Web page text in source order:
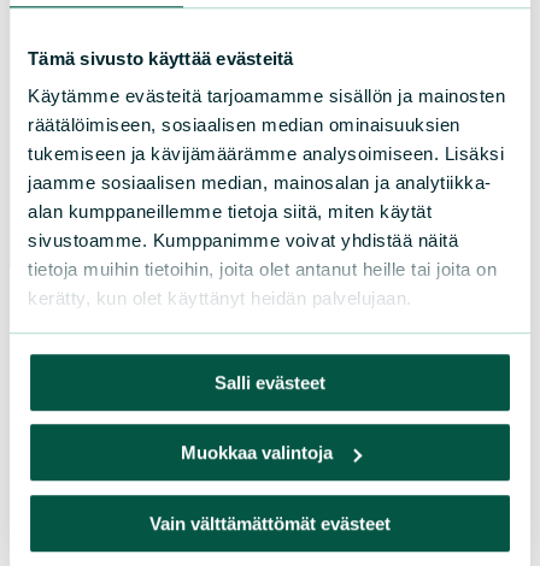
Tämä sivusto käyttää evästeitä
Käytämme evästeitä tarjoamamme sisällön ja mainosten
räätälöimiseen, sosiaalisen median ominaisuuksien
tukemiseen ja kävijämäärämme analysoimiseen. Lisäksi
jaamme sosiaalisen median, mainosalan ja analytiikka-
alan kumppaneillemme tietoja siitä, miten käytät
sivustoamme. Kumppanimme voivat yhdistää näitä
tietoja muihin tietoihin, joita olet antanut heille tai joita on
kerätty, kun olet käyttänyt heidän palvelujaan.
Salli evästeet
Muokkaa valintoja
Vain välttämättömät evästeet
Pohjois-Pohjanmaa
Pohjois-Savo
Satakunta
Uusimaa
Varsinais-Suomi